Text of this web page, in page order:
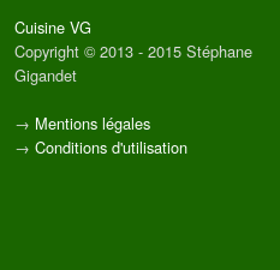
Cuisine VG
Copyright © 2013 - 2015 Stéphane
Gigandet
→ Mentions légales
→ Conditions d'utilisation